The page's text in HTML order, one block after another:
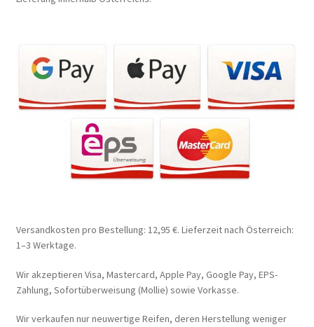
Versandkosten pro Bestellung: 12,95 €. Lieferzeit nach Österreich:
1–3 Werktage.
Wir akzeptieren Visa, Mastercard, Apple Pay, Google Pay, EPS-
Zahlung, Sofortüberweisung (Mollie) sowie Vorkasse.
Wir verkaufen nur neuwertige Reifen, deren Herstellung weniger